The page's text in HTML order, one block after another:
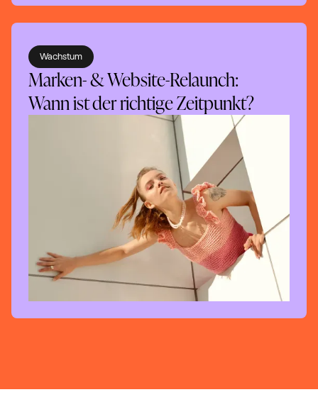
Wachstum
Marken- & Website-Relaunch:
Wann ist der richtige Zeitpunkt?